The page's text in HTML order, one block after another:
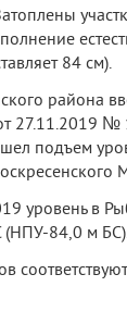
84 см).
района
27.11.2019 №
подъем
уровень в
(НПУ-84,0 м